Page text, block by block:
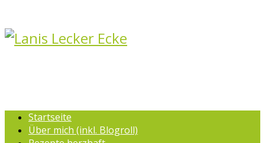
Startseite
Über mich (inkl. Blogroll)